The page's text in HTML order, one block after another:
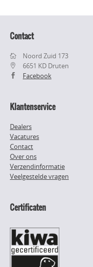
Contact
Noord Zuid 173
6651 KD Druten
Facebook
Klantenservice
Dealers
Vacatures
Contact
Over ons
Verzendinformatie
Veelgestelde vragen
Certificaten